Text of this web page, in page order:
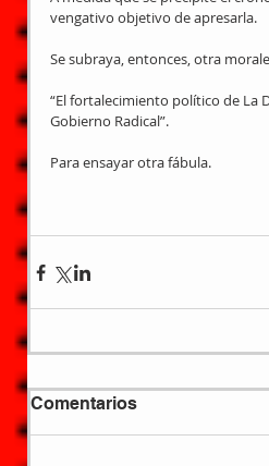
vengativo objetivo de apresarla.
Se subraya, entonces, otra
“El fortalecimiento político de La
Gobierno Radical”.
Para ensayar otra fábula.
Comentarios